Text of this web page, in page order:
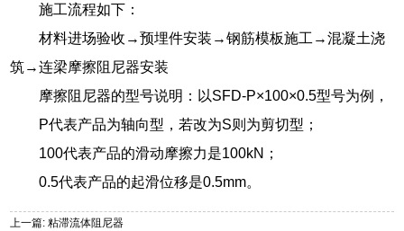
施工流程如下：
材料进场验收→预埋件安装→钢筋模板施工→混凝土浇
筑→连梁摩擦阻尼器安装
摩擦阻尼器的型号说明：以SFD-P×100×0.5型号为例，
P代表产品为轴向型，若改为S则为剪切型；
100代表产品的滑动摩擦力是100kN；
0.5代表产品的起滑位移是0.5mm。
上一篇: 粘滞流体阻尼器